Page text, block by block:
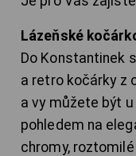
Lázeňské
Do Konstantinek
a retro kočárky z
a vy můžete být
pohledem na
chromy,